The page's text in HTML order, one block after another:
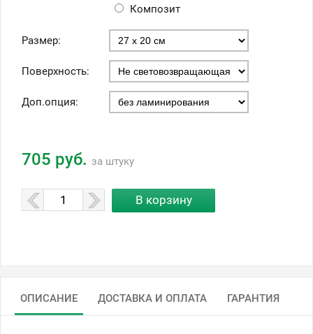
Композит
Размер:
Поверхность:
Доп.опция:
705 руб. за штуку
ОПИСАНИЕ ДОСТАВКА И ОПЛАТА ГАРАНТИЯ